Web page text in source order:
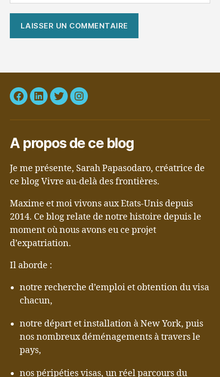
Facebook
LinkedInTwitterInstagram
A propos de ce blog
Je me présente, Sarah Papasodaro, créatrice de
ce blog Vivre au-delà des frontières.
Maxime et moi vivons aux Etats-Unis depuis
2014. Ce blog relate de notre histoire depuis le
moment où nous avons eu ce projet
d’expatriation.
Il aborde :
notre recherche d’emploi et obtention du visa
chacun,
notre départ et installation à New York, puis
nos nombreux déménagements à travers le
pays,
nos péripéties visas, un réel parcours du